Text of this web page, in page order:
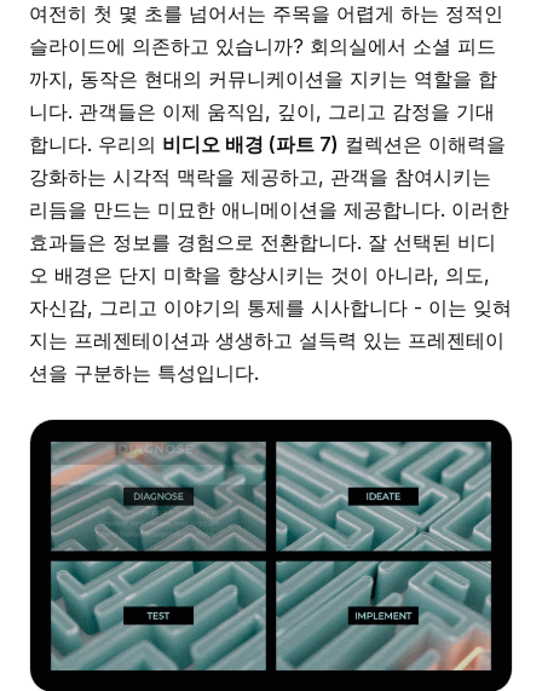
여전히 첫 몇 초를 넘어서는 주목을 어렵게 하는 정적인
슬라이드에 의존하고 있습니까? 회의실에서 소셜 피드
까지, 동작은 현대의 커뮤니케이션을 지키는 역할을 합
니다. 관객들은 이제 움직임, 깊이, 그리고 감정을 기대
합니다. 우리의 비디오 배경 (파트 7) 컬렉션은 이해력을
강화하는 시각적 맥락을 제공하고, 관객을 참여시키는
리듬을 만드는 미묘한 애니메이션을 제공합니다. 이러한
효과들은 정보를 경험으로 전환합니다. 잘 선택된 비디
오 배경은 단지 미학을 향상시키는 것이 아니라, 의도,
자신감, 그리고 이야기의 통제를 시사합니다 - 이는 잊혀
지는 프레젠테이션과 생생하고 설득력 있는 프레젠테이
션을 구분하는 특성입니다.